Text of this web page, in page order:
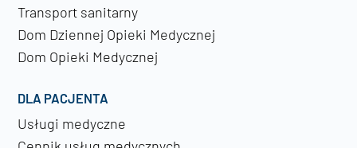
Transport sanitarny
Dom Dziennej Opieki Medycznej
Dom Opieki Medycznej
DLA PACJENTA
Usługi medyczne